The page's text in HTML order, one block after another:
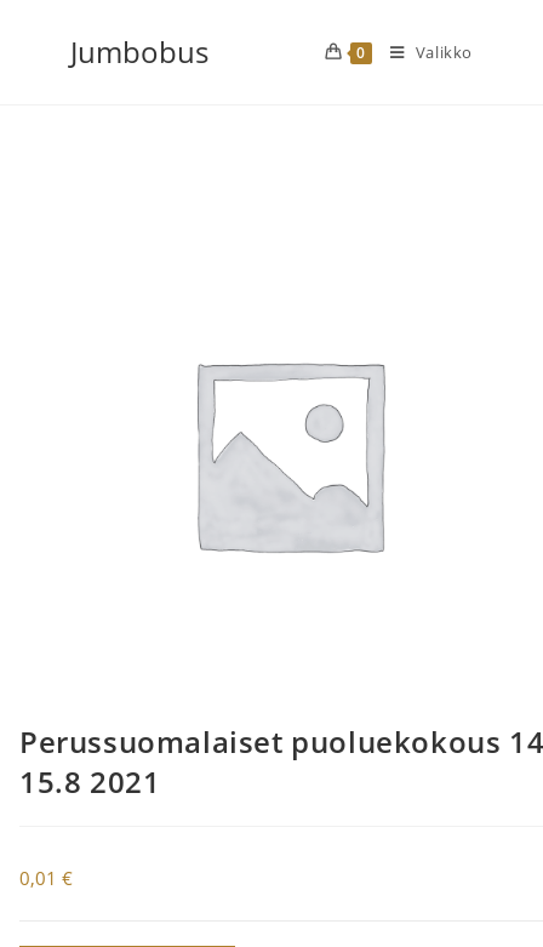
sisältöön
Jumbobus 0 Valikko
Perussuomalaiset puoluekokous
15.8 2021
0,01 €